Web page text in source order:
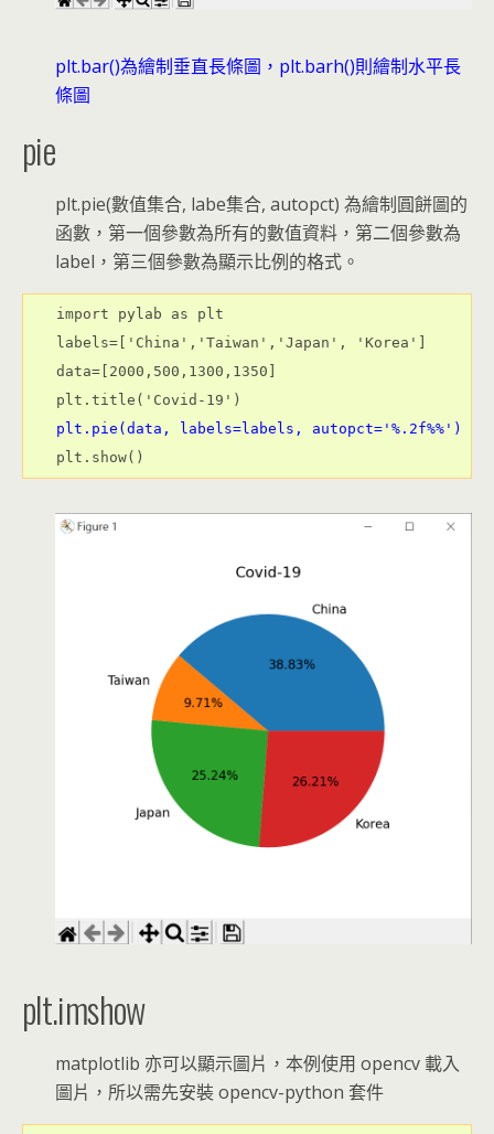
plt.bar()為繪制垂直長條圖，plt.barh()則繪制水平長
條圖
pie
plt.pie(數值集合, labe集合, autopct) 為繪制圓餅圖的
函數，第一個參數為所有的數值資料，第二個參數為
label，第三個參數為顯示比例的格式。
import pylab as plt
labels=['China','Taiwan','Japan', 'Korea']
data=[2000,500,1300,1350]
plt.pie(data, labels=labels, autopct='%.2f%%')
plt.imshow
matplotlib 亦可以顯示圖片，本例使用 opencv 載入
圖片，所以需先安裝 opencv-python 套件